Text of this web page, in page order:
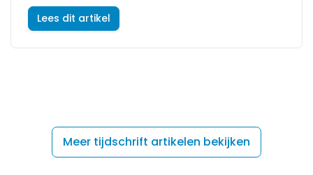
Lees dit artikel
Meer tijdschrift artikelen bekijken